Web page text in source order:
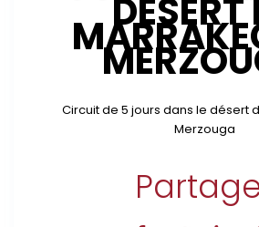
DÉSERT
Circuit de 5 jours dans le désert
Merzouga